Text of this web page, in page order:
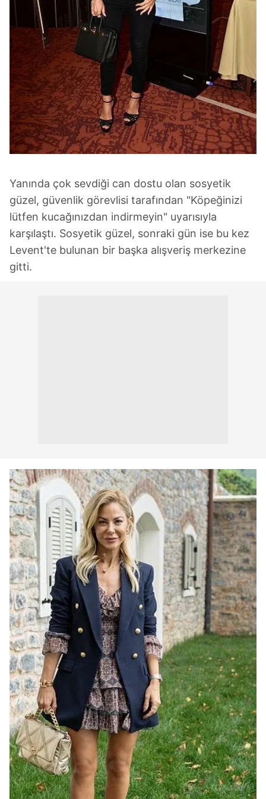
Yanında çok sevdiği can dostu olan sosyetik
güzel, güvenlik görevlisi tarafından "Köpeğinizi
lütfen kucağınızdan indirmeyin" uyarısıyla
karşılaştı. Sosyetik güzel, sonraki gün ise bu kez
Levent'te bulunan bir başka alışveriş merkezine
gitti.